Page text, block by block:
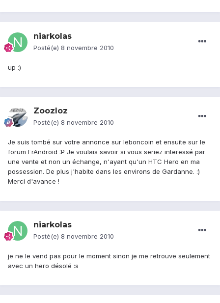
niarkolas
Posté(e) 8 novembre 2010
up :)
Zoozloz
Posté(e) 8 novembre 2010
Je suis tombé sur votre annonce sur leboncoin et ensuite sur le
forum FrAndroid :P Je voulais savoir si vous seriez interessé par
une vente et non un échange, n'ayant qu'un HTC Hero en ma
possession. De plus j'habite dans les environs de Gardanne. :)
Merci d'avance !
niarkolas
Posté(e) 8 novembre 2010
je ne le vend pas pour le moment sinon je me retrouve seulement
avec un hero désolé :s